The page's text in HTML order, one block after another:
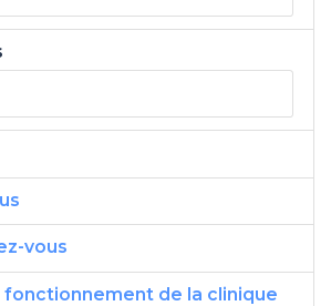
vous
fonctionnement de la clinique